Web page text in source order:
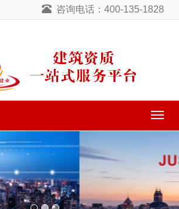
咨询电话：400-135-1828
导